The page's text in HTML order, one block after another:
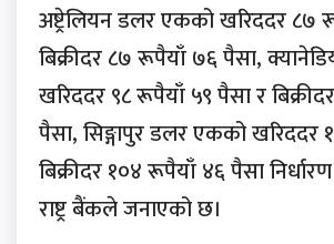
अष्ट्रेलियन डलर एकको खरिददर ८७
बिक्रीदर ८७ रूपैयाँ ७६ पैसा,
खरिददर ९८ रूपैयाँ ५९ पैसा र
पैसा, सिङ्गापुर डलर एकको खरिददर
बिक्रीदर १०४ रूपैयाँ ४६ पैसा
राष्ट्र बैंकले जनाएको छ।